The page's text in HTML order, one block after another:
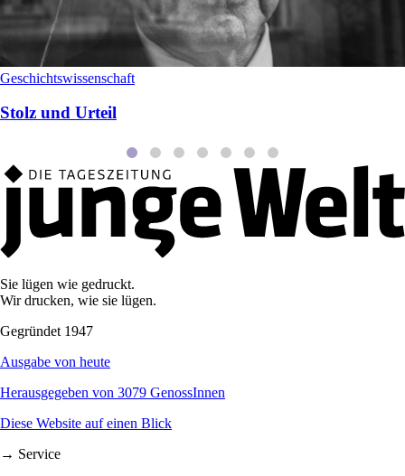
Geschichtswissenschaft
Stolz und Urteil
Sie lügen wie gedruckt.
Wir drucken, wie sie lügen.
Gegründet 1947
Ausgabe von heute
Herausgegeben von 3079 GenossInnen
Diese Website auf einen Blick
→ Service